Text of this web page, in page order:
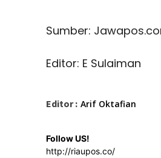
Sumber:
Editor: E Sulaiman
Editor : Arif Oktafian
Follow US!
http://riaupos.co/